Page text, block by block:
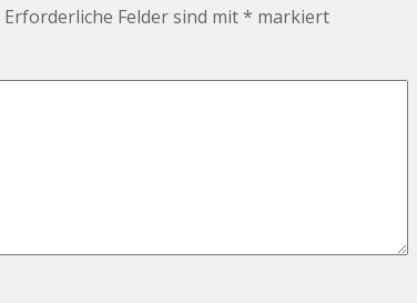
Erforderliche Felder sind mit* markiert